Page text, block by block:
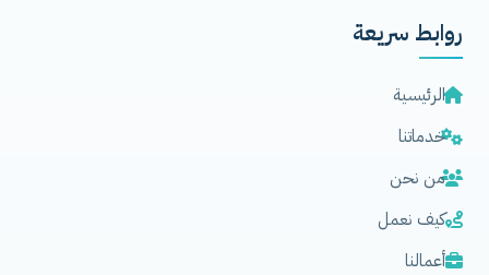
روابط سريعة
الرئيسية
خدماتنا
من نحن
كيف نعمل
أعمالنا